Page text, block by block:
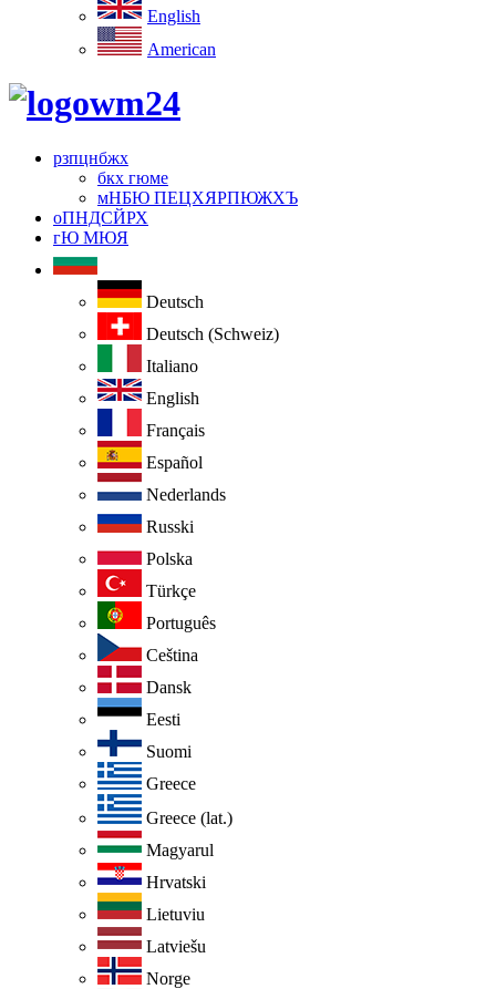
English
American
рзпцнбжх
бкх гюме
мНБЮ ПЕЦХЯРПЮЖХЪ
оПНДСЙРХ
гЮ МЮЯ
Deutsch
Deutsch (Schweiz)
Italiano
English
Français
Español
Nederlands
Russki
Polska
Türkçe
Português
Ceština
Dansk
Eesti
Suomi
Greece
Greece (lat.)
Magyarul
Hrvatski
Lietuviu
Latviešu
Norge